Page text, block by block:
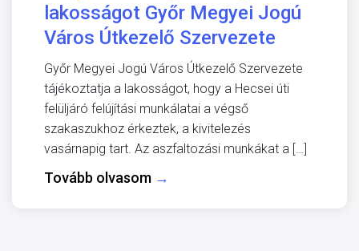
lakosságot Győr Megyei Jogú
Város Útkezelő Szervezete
Győr Megyei Jogú Város Útkezelő Szervezete
tájékoztatja a lakosságot, hogy a Hecsei úti
felüljáró felújítási munkálatai a végső
szakaszukhoz érkeztek, a kivitelezés
vasárnapig tart. Az aszfaltozási munkákat a […]
Tovább olvasom →